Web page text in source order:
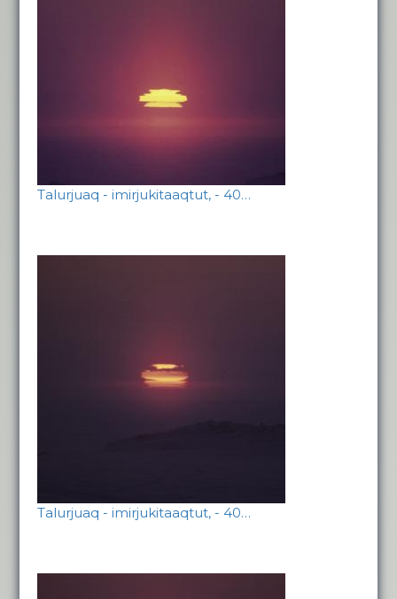
Talurjuaq - imirjukitaaqtut, - 40…
Talurjuaq - imirjukitaaqtut, - 40…